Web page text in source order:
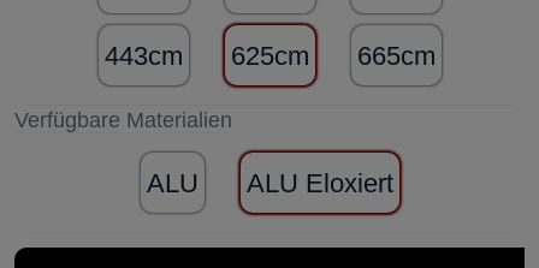
443cm 625cm 665cm
Verfügbare Materialien
ALU ALU Eloxiert